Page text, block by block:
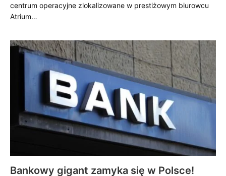
centrum operacyjne zlokalizowane w prestiżowym biurowcu
Atrium…
Bankowy gigant zamyka się w Polsce!